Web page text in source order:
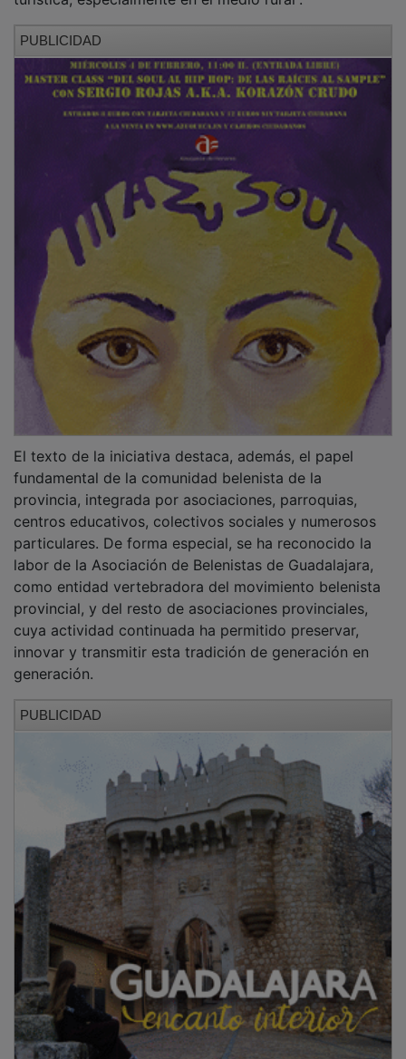
fundamental de la comunidad belenista de la
provincia, integrada por asociaciones, parroquias,
centros educativos, colectivos sociales y numerosos
particulares. De forma especial, se ha reconocido la
labor de la Asociación de Belenistas de Guadalajara,
como entidad vertebradora del movimiento belenista
provincial, y del resto de asociaciones provinciales,
cuya actividad continuada ha permitido preservar,
innovar y transmitir esta tradición de generación en
generación.